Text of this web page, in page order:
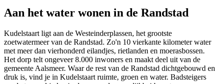
Aan het water wonen in de Randstad
Kudelstaart ligt aan de Westeinderplassen, het grootste
zoetwatermeer van de Randstad. Zo'n 10 vierkante kilometer water
met meer dan vierhonderd eilandjes, rietlanden en moerasbossen.
Het dorp telt ongeveer 8.000 inwoners en maakt deel uit van de
gemeente Aalsmeer. Waar de rest van de Randstad dichtgebouwd en
druk is, vind je in Kudelstaart ruimte, groen en water. Badsteigers